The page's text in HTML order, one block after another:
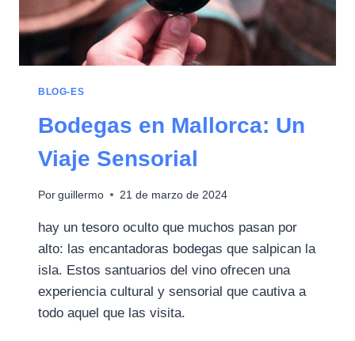
BLOG-ES
Bodegas en Mallorca: Un
Viaje Sensorial
Por guillermo 21 de marzo de 2024
hay un tesoro oculto que muchos pasan por
alto: las encantadoras bodegas que salpican la
isla. Estos santuarios del vino ofrecen una
experiencia cultural y sensorial que cautiva a
todo aquel que las visita.